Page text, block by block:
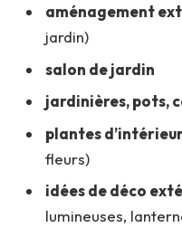
aménagement
jardin)
salon de jardin
jardinières, pots,
plantes
fleurs)
idées de déco
lumineuses,